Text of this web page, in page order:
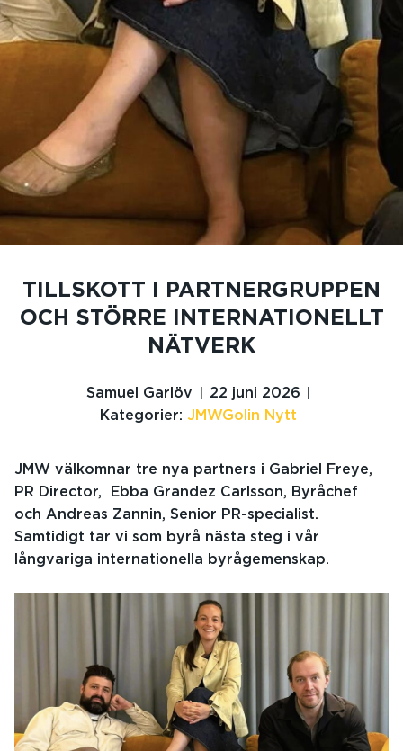
TILLSKOTT I PARTNERGRUPPEN
OCH STÖRRE INTERNATIONELLT
NÄTVERK
Samuel Garlöv
22 juni 2026
Kategorier: JMWGolin Nytt
JMW välkomnar tre nya partners i Gabriel Freye,
PR Director, Ebba Grandez Carlsson, Byråchef
och Andreas Zannin, Senior PR-specialist.
Samtidigt tar vi som byrå nästa steg i vår
långvariga internationella byrågemenskap.